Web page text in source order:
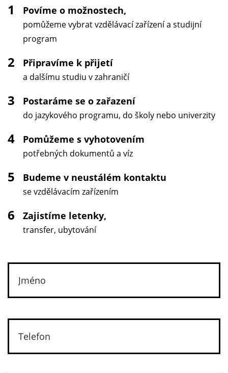
1 Povíme o možnostech,
pomůžeme vybrat vzdělávací zařízení a studijní
program
2 Připravíme k přijetí
a dalšímu studiu v zahraničí
3 Postaráme se o zařazení
do jazykového programu, do školy nebo univerzity
4 Pomůžeme s vyhotovením
potřebných dokumentů a víz
5 Budeme v neustálém kontaktu
se vzdělávacím zařízením
6 Zajistíme letenky,
transfer, ubytování